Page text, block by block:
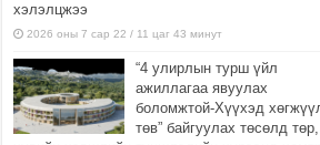
хэлэлцжээ
2026 оны 7 сар 22 / 11 цаг 43 минут
“4 улирлын турш үйл
ажиллагаа явуулах
боломжтой-Хүүхэд
төв” байгуулах төсөлд төр,